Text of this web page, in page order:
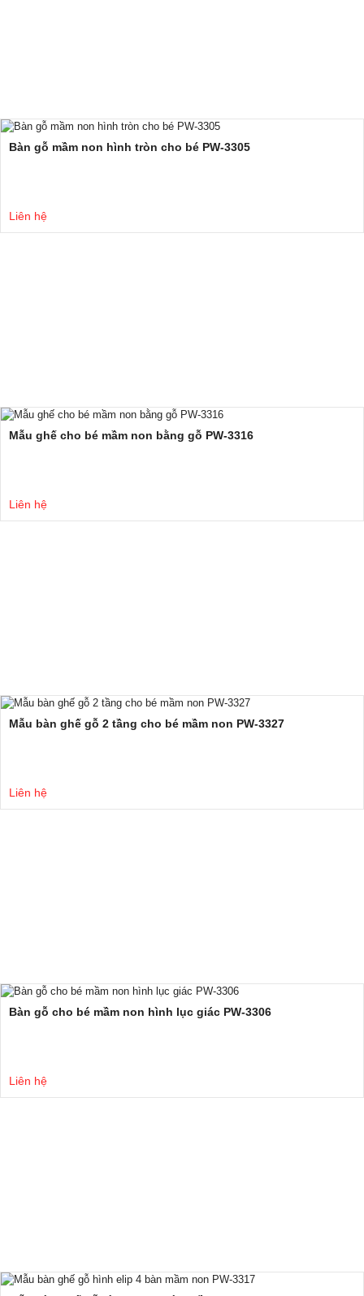
Bàn gỗ mầm non hình tròn cho bé PW-3305
Liên hệ
Mẫu ghế cho bé mầm non bằng gỗ PW-3316
Liên hệ
Mẫu bàn ghế gỗ 2 tầng cho bé mầm non PW-3327
Liên hệ
Bàn gỗ cho bé mầm non hình lục giác PW-3306
Liên hệ